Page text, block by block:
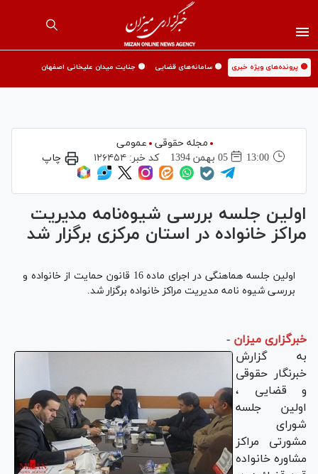
🟡 پرونده‌های ویژه خبری 🟡 سامانه‌های قضایی 🟡 جنایت میدان علیخانی اصفهان
مجله حقوقی
عمومی
13:00
05 بهمن 1394 کد خبر: ۱۲۶۴۵۴ چاپ
اولین جلسه بررسی شیوه‌نامه مدیریت
مراکز خانواده در استان مرکزی برگزار شد
اولین جلسه هماهنگی در اجرای ماده 16 قانون حمایت از خانواده و
بررسی شیوه نامه مدیریت مراکز خانواده برگزار شد.
خبرگزاری میزان -
به گزارش
خبرنگار حقوقی
و قضایی ،
اولین جلسه
شورای
مشورتی مراکز
مشاوره خانواده